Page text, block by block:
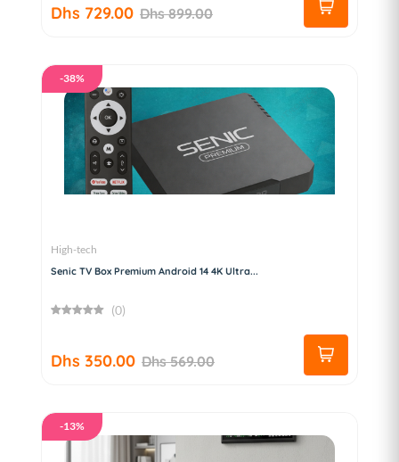
Dhs 729.00 Dhs 899.00
-38%
High-tech
Senic TV Box Premium Android 14 4K Ultra...
(0)
Dhs 350.00 Dhs 569.00
-13%